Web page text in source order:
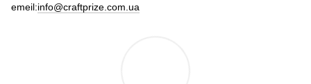
emeil:info@craftprize.com.ua